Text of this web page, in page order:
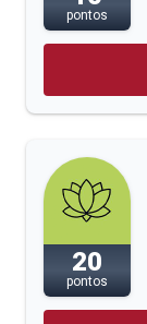
pontos
20
pontos